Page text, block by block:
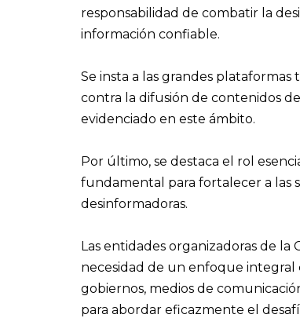
responsabilidad de combatir la
información confiable.
Se insta a las grandes
contra la difusión de contenidos
evidenciado en este ámbito.
Por último, se destaca el rol
fundamental para fortalecer a las
desinformadoras.
Las entidades organizadoras de
necesidad de un enfoque
gobiernos, medios de
para abordar eficazmente el